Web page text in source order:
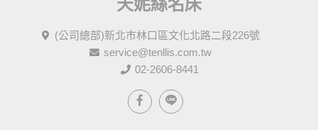
天妮絲名床
(公司總部)新北市林口區文化北路二段226號
service@tenllis.com.tw
02-2606-8441